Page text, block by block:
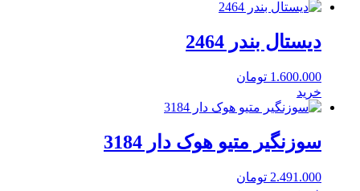
دیستال بندر 2464
1.600.000 تومان
خرید
سوزنگیر متیو هوک دار 3184
2.491.000 تومان